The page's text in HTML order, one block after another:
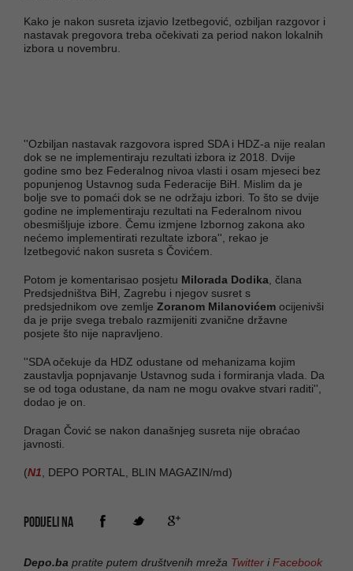
Kako je nakon susreta izjavio Izetbegović, ozbiljan razgovor i
nastavak pregovora treba očekivati za period nakon lokalnih
izbora u novembru.
''Ozbiljan nastavak razgovora ispred SDA i HDZ-a nije realan
dok se ne implementiraju rezultati izbora iz 2018. Dvije
godine smo bez Federalnog nivoa vlasti i osam mjeseci bez
popunjenog Ustavnog suda Federacije BiH. Mislim da je
bolje sve to pomaći dok se ne održaju izbori. To što se dvije
godine ne implementiraju rezultati na Federalnom nivou
obesmišljuje izbore. Čemu izmjene Izbornog zakona ako
nećemo implementirati rezultate izbora'', rekao je
Izetbegović nakon susreta s Čovićem.
Potom je komentarisao posjetu Milorada Dodika , člana
Predsjedništva BiH, Zagrebu i njegov susret s
predsjednikom ove zemlje Zoranom Milanovićem ocijenivši
da je prije svega trebalo razmijeniti zvanične državne
posjete što nije napravljeno.
''SDA očekuje da HDZ odustane od mehanizama kojim
zaustavlja popnjavanje Ustavnog suda i formiranja vlada. Da
se od toga odustane, da nam ne mogu ovakve stvari raditi'',
dodao je on.
Dragan Čović se nakon današnjeg susreta nije obraćao
javnosti.
(N1 , DEPO PORTAL, BLIN MAGAZIN/md)
PODIJELI NA
Depo.ba pratite putem društvenih mreža Twitter iFacebook